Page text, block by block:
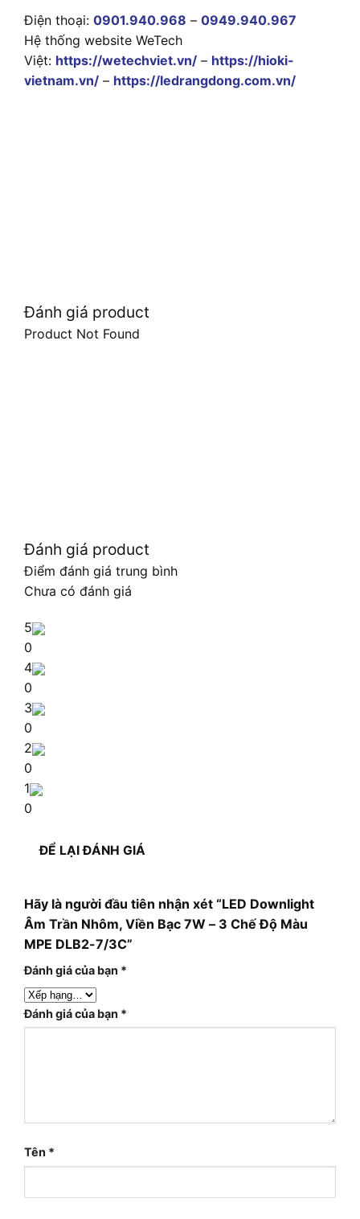
Điện thoại: 0901.940.968 – 0949.940.967
Hệ thống website WeTech
Việt: https://wetechviet.vn/ – https://hioki-
vietnam.vn/ – https://ledrangdong.com.vn/
Đánh giá product
Product Not Found
Đánh giá product
Điểm đánh giá trung bình
Chưa có đánh giá
5
0
4
0
3
0
2
0
1
0
ĐỂ LẠI ĐÁNH GIÁ
Hãy là người đầu tiên nhận xét “LED Downlight
Âm Trần Nhôm, Viền Bạc 7W – 3 Chế Độ Màu
MPE DLB2-7/3C”
Đánh giá của bạn *
Đánh giá của bạn *
Tên *